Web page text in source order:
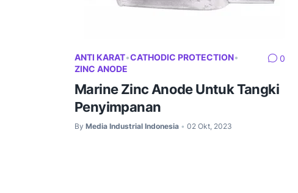
ANTI KARAT•CATHODIC PROTECTION•
ZINC ANODE
0
Marine Zinc Anode Untuk Tangki
Penyimpanan
By Media Industrial Indonesia • 02 Okt, 2023